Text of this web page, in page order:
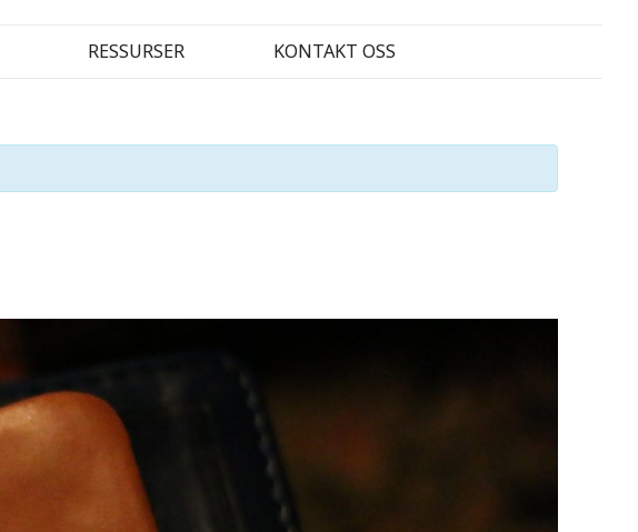
RESSURSER KONTAKT OSS